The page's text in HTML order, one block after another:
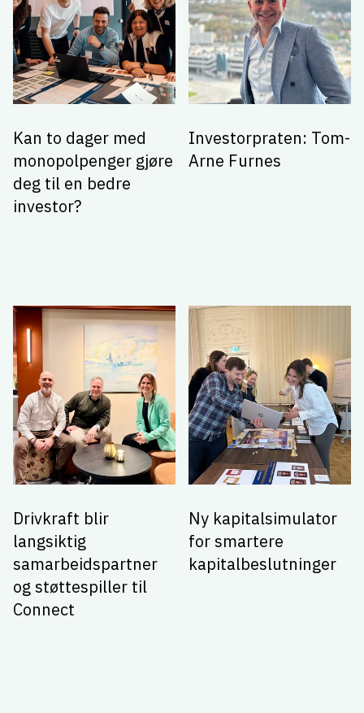
Kan to dager med
monopolpenger gjøre
deg til en bedre
investor?
Investorpraten: Tom-
Arne Furnes
Drivkraft blir
langsiktig
samarbeidspartner
og støttespiller til
Connect
Ny kapitalsimulator
for smartere
kapitalbeslutninger